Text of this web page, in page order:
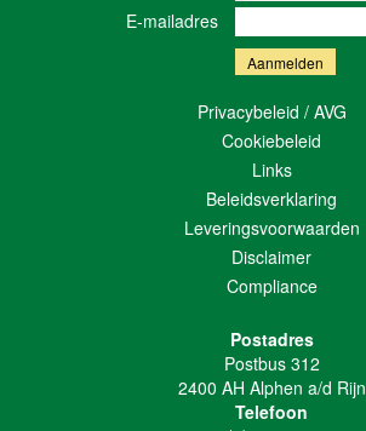
E-mailadres
Privacybeleid / AVG
Cookiebeleid
Links
Beleidsverklaring
Leveringsvoorwaarden
Disclaimer
Compliance
Postadres
Postbus 312
2400 AH Alphen a/d Rijn
Telefoon